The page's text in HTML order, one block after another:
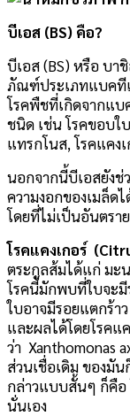
บีเอส (BS) คือ?
บีเอส (BS) หรือ บา
ภัณฑ์ประเภทแบคที
โรคพืชที่เกิดจากแบ
ชนิด เช่น โรคขอบใ
แทรกโนส, โรคแคง
นอกจากนี้บีเอสยังช่
ความงอกของเมล็ด
โดยที่ไม่เป็นอันตรา
โรคแคงเกอร์
ตระกูลส้มได้แก่ มะ
โรคนี้มักพบที่ใบจะ
ใบอาจมีรอยแตกร้
และผลได้โดยโรคแ
ว่า Xanthomonas
ส่วนเชื่อเดิม ของมั
กล่าวแบบสั้นๆ ก็คือ
นั่นเอง